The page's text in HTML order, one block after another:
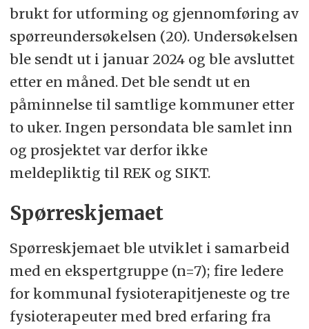
brukt for utforming og gjennomføring av
spørreundersøkelsen (20). Undersøkelsen
ble sendt ut i januar 2024 og ble avsluttet
etter en måned. Det ble sendt ut en
påminnelse til samtlige kommuner etter
to uker. Ingen persondata ble samlet inn
og prosjektet var derfor ikke
meldepliktig til REK og SIKT.
Spørreskjemaet
Spørreskjemaet ble utviklet i samarbeid
med en ekspertgruppe (n=7); fire ledere
for kommunal fysioterapitjeneste og tre
fysioterapeuter med bred erfaring fra